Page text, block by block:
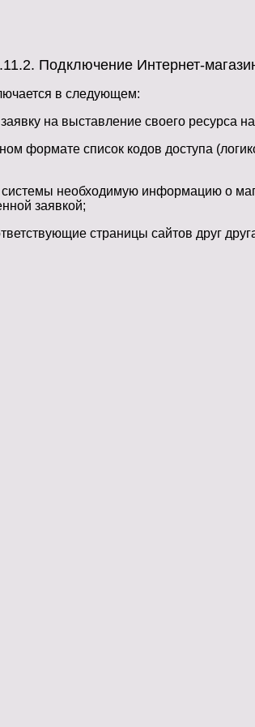
Подключение Интернет-
в следующем:
на выставление своего ресурса
формате список кодов доступа
необходимую информацию о
заявкой;
страницы сайтов друг